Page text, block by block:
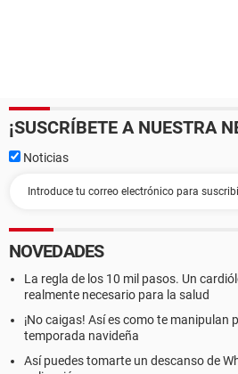
¡SUSCRÍBETE A NUESTRA
Noticias
NOVEDADES
La regla de los 10 mil pasos. Un
realmente necesario para la salud
¡No caigas! Así es como te manipulan
temporada navideña
Así puedes tomarte un descanso de